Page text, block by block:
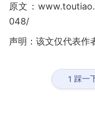
原文：
048/
声明：该文仅代表作
1 踩一